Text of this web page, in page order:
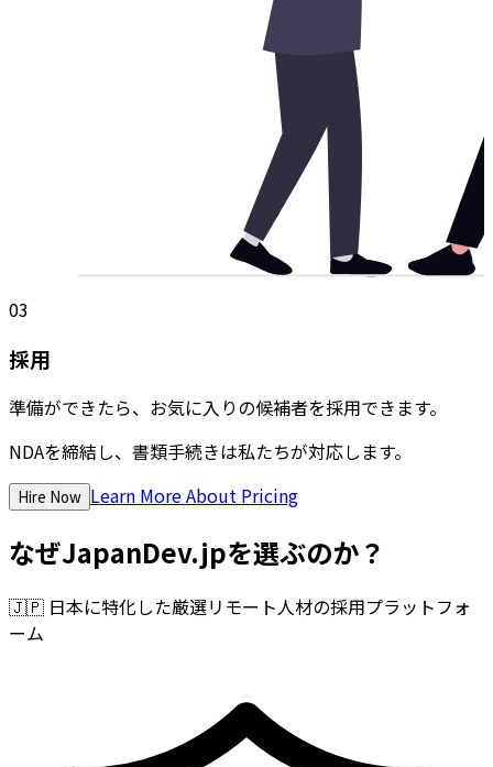
03
採用
準備ができたら、お気に入りの候補者を採用できます。
NDAを締結し、書類手続きは私たちが対応します。
Hire Now Learn More About Pricing
なぜJapanDev.jpを選ぶのか？
🇯🇵 日本に特化した厳選リモート人材の採用プラットフォ
ーム